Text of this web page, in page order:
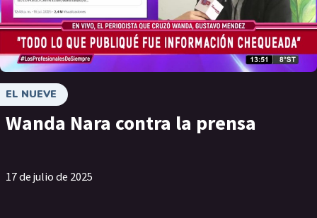
EL NUEVE
Wanda Nara contra la prensa
17 de julio de 2025